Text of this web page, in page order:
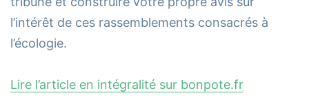
l’intérêt de ces rassemblements consacrés à
l’écologie.
Lire l’article en intégralité sur bonpote.fr